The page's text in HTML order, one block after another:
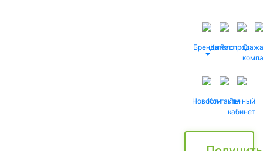
БрендыКаталог
Распродажа
О
НовостиКонтактыЛичный
кабинет